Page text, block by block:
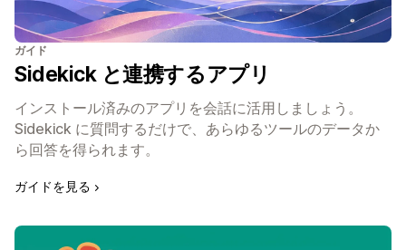
ガイド
Sidekick と連携するアプリ
インストール済みのアプリを会話に活用しましょう。
Sidekick に質問するだけで、あらゆるツールのデータか
ら回答を得られます。
ガイドを見る